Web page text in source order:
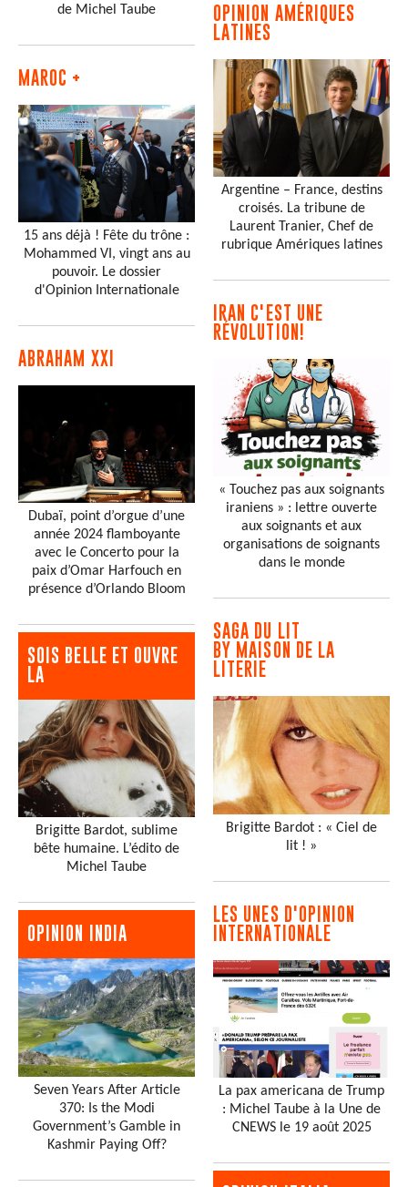
de Michel Taube
MAROC +
15 ans déjà ! Fête du trône :
Mohammed VI, vingt ans au
pouvoir. Le dossier
d'Opinion Internationale
ABRAHAM XXI
Dubaï, point d’orgue d’une
année 2024 flamboyante
avec le Concerto pour la
paix d’Omar Harfouch en
présence d’Orlando Bloom
SOIS BELLE ET OUVRE
LA
Brigitte Bardot, sublime
bête humaine. L’édito de
Michel Taube
OPINION INDIA
Seven Years After Article
370: Is the Modi
Government’s Gamble in
Kashmir Paying Off?
OPINION AMÉRIQUES
LATINES
Argentine – France, destins
croisés. La tribune de
Laurent Tranier, Chef de
rubrique Amériques latines
IRAN C'EST UNE
RÉVOLUTION!
« Touchez pas aux soignants
iraniens » : lettre ouverte
aux soignants et aux
organisations de soignants
dans le monde
SAGA DU LIT
BY MAISON DE LA
LITERIE
Brigitte Bardot : « Ciel de
lit ! »
LES UNES D'OPINION
INTERNATIONALE
La pax americana de Trump
: Michel Taube à la Une de
CNEWS le 19 août 2025